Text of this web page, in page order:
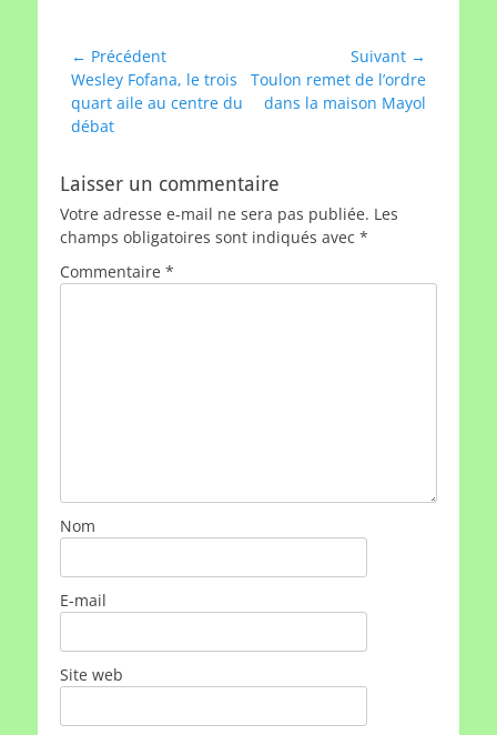
Navigation
de
l’article
← Précédent
Article
précédent :
Wesley Fofana, le trois
quart aile au centre du
débat
Suivant →
Article
suivant :
Toulon remet de l’ordre
dans la maison Mayol
Laisser un commentaire
Votre adresse e-mail ne sera pas publiée. Les
champs obligatoires sont indiqués avec *
Commentaire *
Nom
E-mail
Site web